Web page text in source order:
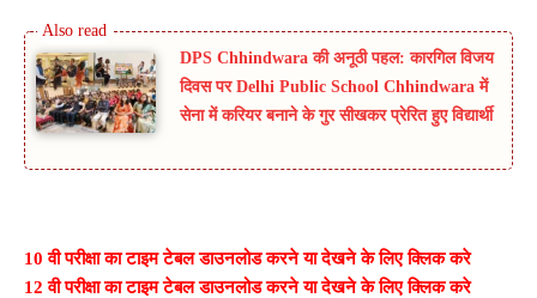
DPS Chhindwara की अनूठी पहल: कारगिल विजय
दिवस पर Delhi Public School Chhindwara में
सेना में करियर बनाने के गुर सीखकर प्रेरित हुए विद्यार्थी
10 वी परीक्षा का टाइम टेबल डाउनलोड करने या देखने के लिए क्लिक करे
12 वी परीक्षा का टाइम टेबल डाउनलोड करने या देखने के लिए क्लिक करे